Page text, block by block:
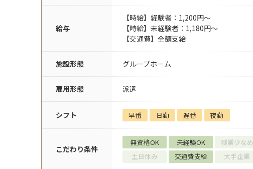
給与
【時給】経験者：1,200円～
【時給】未経験者：1,180円～
【交通費】全額支給
施設形態 グループホーム
雇用形態 派遣
シフト 早番 日勤 遅番 夜勤
こだわり条件
無資格OK 未経験OK
残業少なめ
土日休み
交通費支給 大手企業